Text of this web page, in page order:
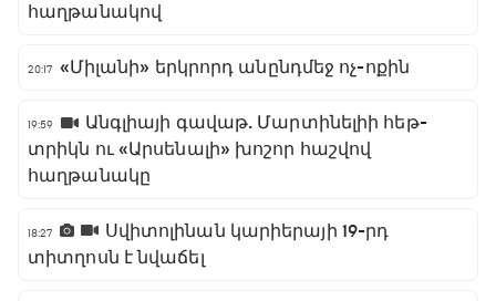
հաղթանակով
20:17 «Միլանի» երկրորդ անընդմեջ ոչ-ոքին
19:59
Անգլիայի գավաթ. Մարտինելիի հեթ-
տրիկն ու «Արսենալի» խոշոր հաշվով
հաղթանակը
18:27
Սվիտոլինան կարիերայի 19-րդ
տիտղոսն է նվաճել